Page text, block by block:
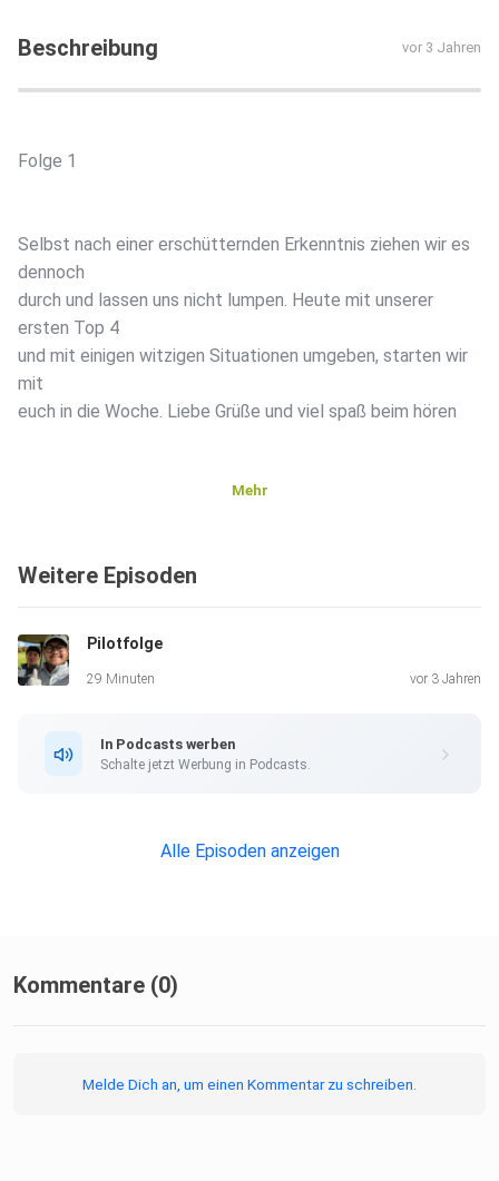
Beschreibung vor 3 Jahren
Folge 1
Selbst nach einer erschütternden Erkenntnis ziehen wir es
dennoch
durch und lassen uns nicht lumpen. Heute mit unserer
ersten Top 4
und mit einigen witzigen Situationen umgeben, starten wir
mit
euch in die Woche. Liebe Grüße und viel spaß beim hören
Mehr
Weitere Episoden
Pilotfolge
29 Minuten vor 3 Jahren
In Podcasts werben
Schalte jetzt Werbung in Podcasts.
Alle Episoden anzeigen
Kommentare (0)
Melde Dich an, um einen Kommentar zu schreiben.